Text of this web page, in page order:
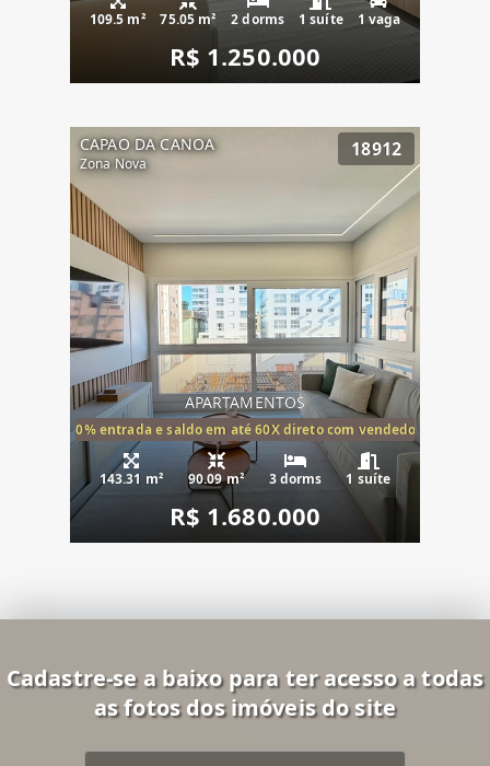
109.5 m² 75.05 m² 2 dorms 1 suíte 1 vaga
R$ 1.250.000
CAPAO DA CANOA
Zona Nova
18912
APARTAMENTOS
20% entrada e saldo em até 60X direto com vendedor
143.31 m² 90.09 m² 3 dorms 1 suíte
R$ 1.680.000
Cadastre-se a baixo para ter acesso a todas
as fotos dos imóveis do site